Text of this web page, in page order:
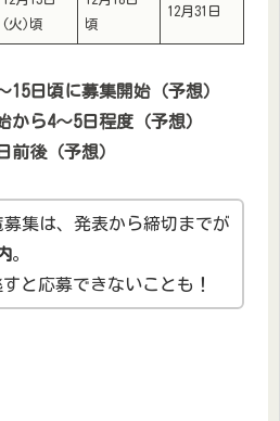
(火)頃
頃
12月31日
15日頃に募集開始（予想）
から4〜5日程度（予想）
前後（予想）
募集は、発表から締切までが
。
と応募できないことも！